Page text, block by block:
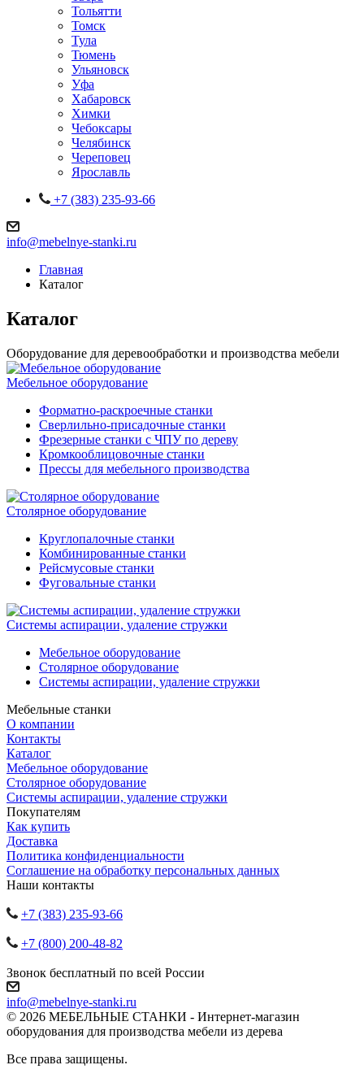
Тольятти
Томск
Тула
Тюмень
Ульяновск
Уфа
Хабаровск
Химки
Чебоксары
Челябинск
Череповец
Ярославль
+7 (383) 235-93-66
info@mebelnye-stanki.ru
Главная
Каталог
Каталог
Оборудование для деревообработки и производства мебели
Мебельное оборудование
Форматно-раскроечные станки
Сверлильно-присадочные станки
Фрезерные станки с ЧПУ по дереву
Кромкооблицовочные станки
Прессы для мебельного производства
Столярное оборудование
Круглопалочные станки
Комбинированные станки
Рейсмусовые станки
Фуговальные станки
Системы аспирации, удаление стружки
Мебельное оборудование
Столярное оборудование
Системы аспирации, удаление стружки
Мебельные станки
О компании
Контакты
Каталог
Мебельное оборудование
Столярное оборудование
Системы аспирации, удаление стружки
Покупателям
Как купить
Доставка
Политика конфиденциальности
Соглашение на обработку персональных данных
Наши контакты
+7 (383) 235-93-66
+7 (800) 200-48-82
Звонок бесплатный по всей России
info@mebelnye-stanki.ru
© 2026 МЕБЕЛЬНЫЕ СТАНКИ - Интернет-магазин
оборудования для производства мебели из дерева
Все права защищены.